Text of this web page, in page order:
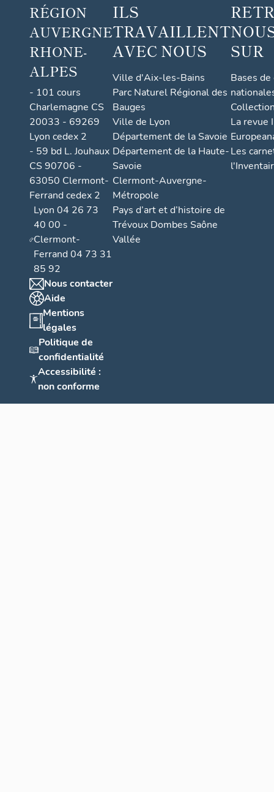
RÉGION
AUVERGNE
RHONE-
ALPES
- 101 cours
Charlemagne CS
20033 - 69269
Lyon cedex 2
- 59 bd L. Jouhaux
CS 90706 -
63050 Clermont-
Ferrand cedex 2
Lyon 04 26 73
40 00 -
Clermont-
Ferrand 04 73 31
85 92
Nous contacter
Aide
Mentions
légales
Politique de
confidentialité
Accessibilité :
non conforme
ILS
TRAVAILLENT
AVEC NOUS
Ville d'Aix-les-Bains
Parc Naturel Régional des
Bauges
Ville de Lyon
Département de la Savoie
Département de la Haute-
Savoie
Clermont-Auvergne-
Métropole
Pays d’art et d’histoire de
Trévoux Dombes Saône
Vallée
SUR
Bases
La revue
Les